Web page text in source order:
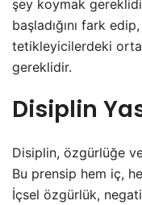
şey koymak
başladığını fark
tetikleyicilerdeki
gereklidir.
Disiplin
Disiplin, özgürlüğe ve
Bu prensip hem iç,
İçsel özgürlük,